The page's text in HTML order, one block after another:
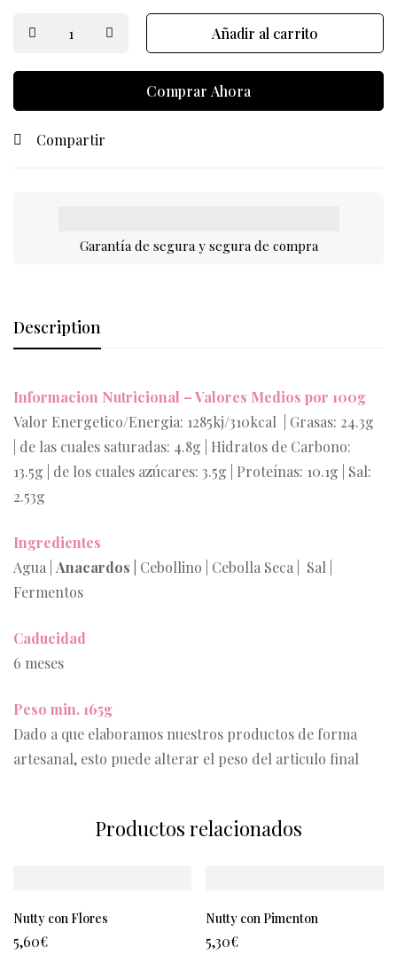
Añadir al carrito
Comprar Ahora
Compartir
Garantía de segura y segura de compra
Description
Informacion Nutricional – Valores Medios por 100g
Valor Energetico/Energia: 1285kj/310kcal | Grasas: 24.3g
| de las cuales saturadas: 4.8g | Hidratos de Carbono:
13.5g | de los cuales azúcares: 3.5g | Proteínas: 10.1g | Sal:
2.53g
Ingredientes
Agua | Anacardos | Cebollino | Cebolla Seca | Sal |
Fermentos
Caducidad
6 meses
Peso min. 165g
Dado a que elaboramos nuestros productos de forma
artesanal, esto puede alterar el peso del articulo final
Productos relacionados
Nutty con Flores
5,60€
Nutty con Pimenton
5,30€